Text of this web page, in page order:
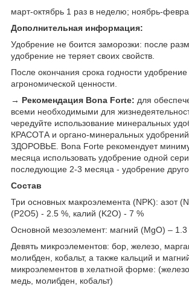
март-октябрь 1 раз в неделю; ноябрь-
Дополнительная информация:
Удобрение не боится заморозки: после
удобрение не теряет своих свойств.
После окончания срока годности
агрономической ценности.
→ Рекомендация Bona Forte: для
всеми необходимыми для
чередуйте использование минеральных
КРАСОТА и органо-минеральных
ЗДОРОВЬЕ. Bona Forte рекомендует
месяца использовать удобрение одной
последующие 2-3 месяца - удобрение
Состав
Три основных макроэлемента (NPK): азот
(P2O5) - 2.5 %, калий (K2O) - 7 %
Основной мезоэлемент: магний (MgO) – 1.3
Девять микроэлементов: бор, железо,
молибден, кобальт, а также кальций и
микроэлементов в хелатной форме:
медь, молибден, кобальт)